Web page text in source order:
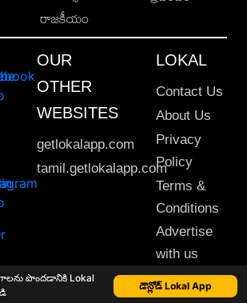
పొందడానికి Lokal
డౌన్లోడ్ Lokal App
రాజకీయం
OUR
OTHER
WEBSITES
getlokalapp.com
tamil.getlokalapp.com
LOKAL
Contact Us
About Us
Privacy
Policy
Terms &
Conditions
Advertise
with us
Sitemap
material may not be published, transmitted, rewritten or redistributed. © 2020 Lokal App. All rights reserved.